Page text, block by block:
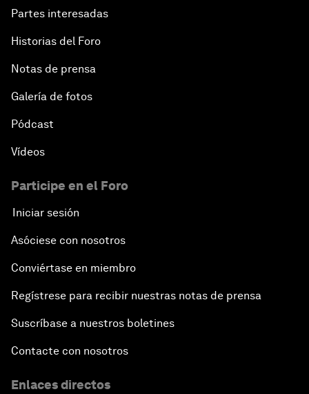
Partes interesadas
Historias del Foro
Notas de prensa
Galería de fotos
Pódcast
Vídeos
Participe en el Foro
Iniciar sesión
Asóciese con nosotros
Conviértase en miembro
Regístrese para recibir nuestras notas de prensa
Suscríbase a nuestros boletines
Contacte con nosotros
Enlaces directos